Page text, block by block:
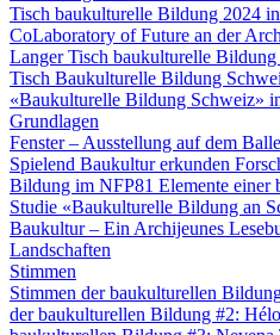
Tisch baukulturelle Bildung 2024
CoLaboratory of Future an der
Langer Tisch baukulturelle
Tisch Baukulturelle Bildung
«Baukulturelle Bildung Schweiz»
Grundlagen
Fenster – Ausstellung auf dem
Spielend Baukultur erkunden
Bildung im NFP81 Elemente einer
Studie «Baukulturelle Bildung an
Baukultur – Ein Archijeunes
Landschaften
Stimmen
Stimmen der baukulturellen
der baukulturellen Bildung #2: